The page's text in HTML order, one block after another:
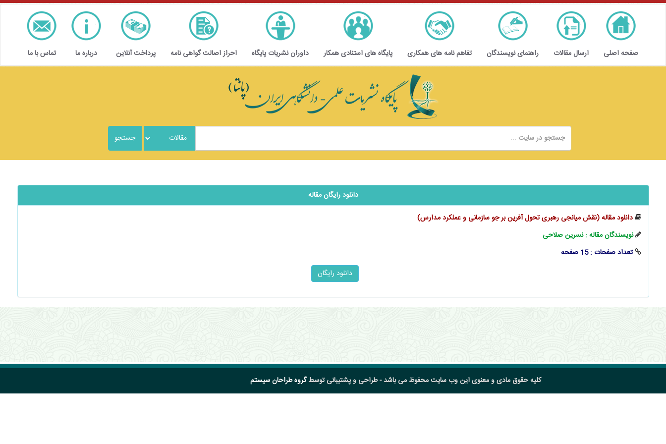
صفحه اصلی ارسال مقالات راهنمای نویسندگان تفاهم نامه های همکاری پایگاه های استنادی همکار داوران نشریات پایگاه احراز اصالت گواهی نامه پرداخت آنلاین درباره ما تماس با ما
دانلود رایگان مقاله
دانلود مقاله (نقش میانجی رهبری تحول آفرین بر جو سازمانی و عملکرد مدارس)
نویسندگان مقاله : نسرین صلاحی
تعداد صفحات : 15 صفحه
کلیه حقوق مادی و معنوی این وب سایت محفوظ می باشد - طراحی و پشتیبانی توسطگروه طراحان سیستم